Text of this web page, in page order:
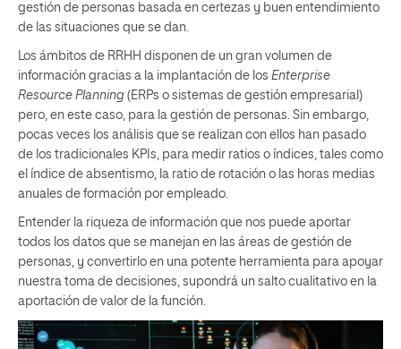
gestión de personas basada en certezas y buen entendimiento
de las situaciones que se dan.
Los ámbitos de RRHH disponen de un gran volumen de
información gracias a la implantación de los Enterprise
Resource Planning (ERPs o sistemas de gestión empresarial)
pero, en este caso, para la gestión de personas. Sin embargo,
pocas veces los análisis que se realizan con ellos han pasado
de los tradicionales KPIs, para medir ratios o índices, tales como
el índice de absentismo, la ratio de rotación o las horas medias
anuales de formación por empleado.
Entender la riqueza de información que nos puede aportar
todos los datos que se manejan en las áreas de gestión de
personas, y convertirlo en una potente herramienta para apoyar
nuestra toma de decisiones, supondrá un salto cualitativo en la
aportación de valor de la función.